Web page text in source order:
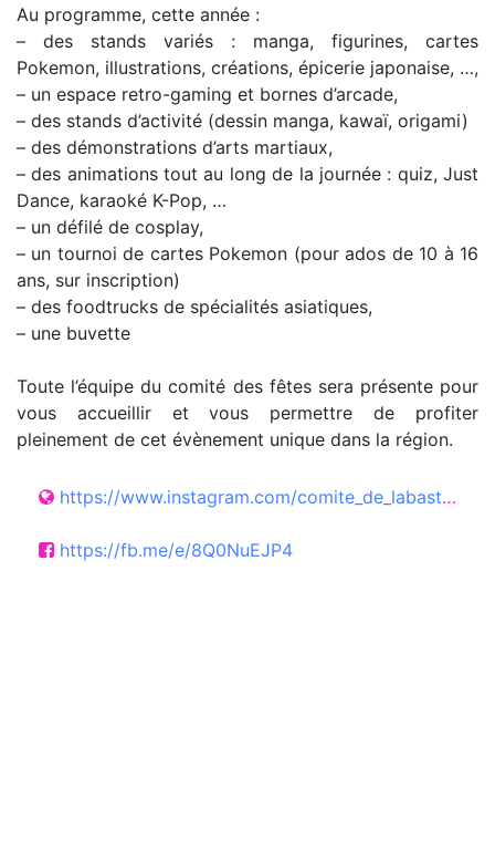
Au programme, cette année :
– des stands variés : manga, figurines, cartes
Pokemon, illustrations, créations, épicerie japonaise, …,
– un espace retro-gaming et bornes d’arcade,
– des stands d’activité (dessin manga, kawaï, origami)
– des démonstrations d’arts martiaux,
– des animations tout au long de la journée : quiz, Just
Dance, karaoké K-Pop, …
– un défilé de cosplay,
– un tournoi de cartes Pokemon (pour ados de 10 à 16
ans, sur inscription)
– des foodtrucks de spécialités asiatiques,
– une buvette
Toute l’équipe du comité des fêtes sera présente pour
vous accueillir et vous permettre de profiter
pleinement de cet évènement unique dans la région.
https://www.instagram.com/comite_de_labastide_st_pierre/
https://fb.me/e/8Q0NuEJP4